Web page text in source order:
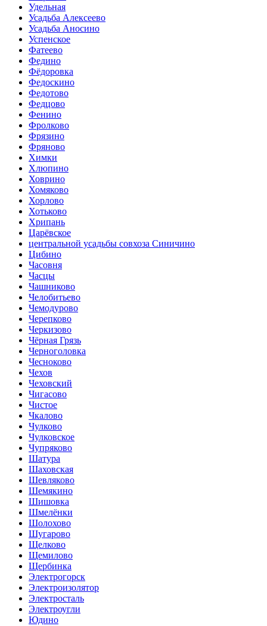
Удельная
Усадьба Алексеево
Усадьба Аносино
Успенское
Фатеево
Федино
Фёдоровка
Федоскино
Федотово
Федцово
Фенино
Фролково
Фрязино
Фряново
Химки
Хлюпино
Ховрино
Хомяково
Хорлово
Хотьково
Хрипань
Царёвское
центральной усадьбы совхоза Синичино
Цибино
Часовня
Часцы
Чашниково
Челобитьево
Чемодурово
Черепково
Черкизово
Чёрная Грязь
Черноголовка
Чесноково
Чехов
Чеховский
Чигасово
Чистое
Чкалово
Чулково
Чулковское
Чупряково
Шатура
Шаховская
Шевляково
Шемякино
Шишовка
Шмелёнки
Шолохово
Шугарово
Щелково
Щемилово
Щербинка
Электрогорск
Электроизолятор
Электросталь
Электроугли
Юдино